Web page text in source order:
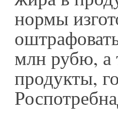
нормы
млн рубю, а
продукты,